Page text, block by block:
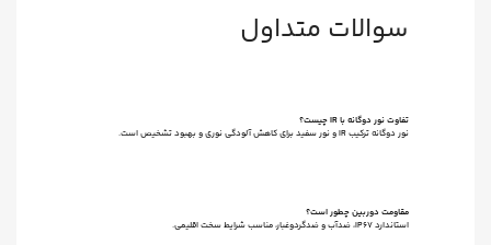
سوالات متداول
تفاوت نور دوگانه با IR چیست؟
نور دوگانه ترکیب IR و نور سفید برای کاهش آلودگی نوری و بهبود تشخیص است.
مقاومت دوربین چطور است؟
استاندارد IP67، ضدآب و ضدگردوغبار، مناسب شرایط سخت اقلیمی.